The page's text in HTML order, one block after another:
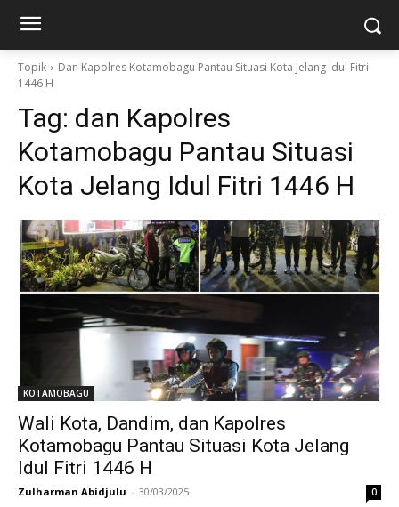
Topik
Dan Kapolres Kotamobagu Pantau Situasi Kota Jelang Idul Fitri
1446 H
Tag: dan Kapolres
Kotamobagu Pantau Situasi
Kota Jelang Idul Fitri 1446 H
KOTAMOBAGU
Wali Kota, Dandim, dan Kapolres
Kotamobagu Pantau Situasi Kota Jelang
Idul Fitri 1446 H
Zulharman Abidjulu - 30/03/2025 0